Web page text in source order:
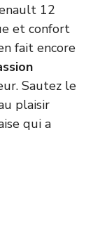
12
et confort
fait encore
Sautez le
plaisir
qui a